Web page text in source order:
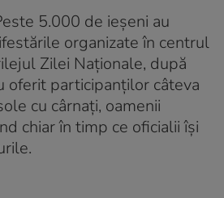
5.000 de ieşeni au
organizate în centrul
Zilei Naţionale, după
oferit participanţilor câteva
cu cârnaţi, oamenii
chiar în timp ce oficialii îşi